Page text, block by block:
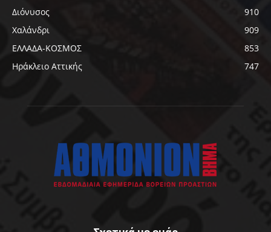
Διόνυσος
910
Χαλάνδρι
909
ΕΛΛΑΔΑ-ΚΟΣΜΟΣ
853
Ηράκλειο Αττικής
747